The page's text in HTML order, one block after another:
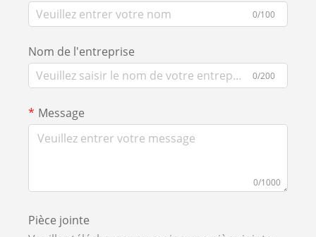
0/100
Nom de l'entreprise
0/200
Message
0/1000
Pièce jointe